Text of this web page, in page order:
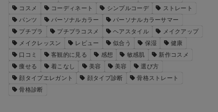
コスメ
コーディネート シンプルコーデ
ストレート
パンツ
パーソナルカラー
パーソナルカラーサマー
プチプラ
プチプラコスメ ヘアスタイル
メイクアップ
メイクレッスン
レビュー 似合う 保湿
健康
口コミ
客観的に見る 感想 敏感肌
新作コスメ
痩せる
着こなし 美容 美容
選び方
顔タイプエレガント
顔タイプ診断
骨格ストレート
骨格診断